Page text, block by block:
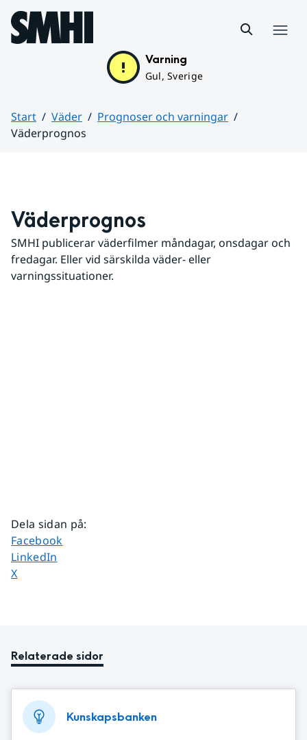
Hoppa till sidans innehåll
Varning
Gul, Sverige
Start Väder
Prognoser och varningar
Väderprognos
Väderprognos
SMHI publicerar väderfilmer måndagar, onsdagar och
fredagar. Eller vid särskilda väder- eller
varningssituationer.
Dela sidan på:
Dela sidan på
Facebook
Dela sidan på
LinkedIn
Dela sidan på
X
Relaterade sidor
Kunskapsbanken